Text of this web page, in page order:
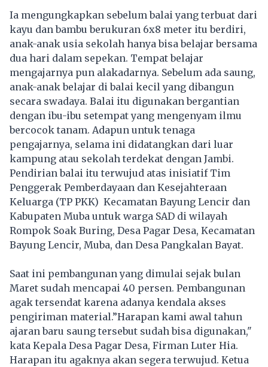
Ia mengungkapkan sebelum balai yang terbuat dari
kayu dan bambu berukuran 6x8 meter itu berdiri,
anak-anak usia sekolah hanya bisa belajar bersama
dua hari dalam sepekan. Tempat belajar
mengajarnya pun alakadarnya. Sebelum ada saung,
anak-anak belajar di balai kecil yang dibangun
secara swadaya. Balai itu digunakan bergantian
dengan ibu-ibu setempat yang mengenyam ilmu
bercocok tanam. Adapun untuk tenaga
pengajarnya, selama ini didatangkan dari luar
kampung atau sekolah terdekat dengan Jambi.
Pendirian balai itu terwujud atas inisiatif Tim
Penggerak Pemberdayaan dan Kesejahteraan
Keluarga (TP PKK) Kecamatan Bayung Lencir dan
Kabupaten Muba untuk warga SAD di wilayah
Rompok Soak Buring, Desa Pagar Desa, Kecamatan
Bayung Lencir, Muba, dan Desa Pangkalan Bayat.
Saat ini pembangunan yang dimulai sejak bulan
Maret sudah mencapai 40 persen. Pembangunan
agak tersendat karena adanya kendala akses
pengiriman material.”Harapan kami awal tahun
ajaran baru saung tersebut sudah bisa digunakan,"
kata Kepala Desa Pagar Desa, Firman Luter Hia.
Harapan itu agaknya akan segera terwujud. Ketua